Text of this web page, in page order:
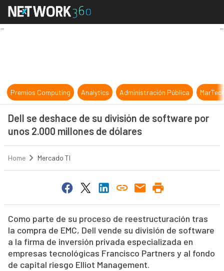
Dell se deshace de su división de
Premios Computing Analytics Administración Pública
Dell se deshace de su división de software por
unos 2.000 millones de dólares
Home Mercado TI
Como parte de su proceso de reestructuración tras
la compra de EMC, Dell vende su división de software
a la firma de inversión privada especializada en
empresas tecnológicas Francisco Partners y al fondo
de capital riesgo Elliot Management.